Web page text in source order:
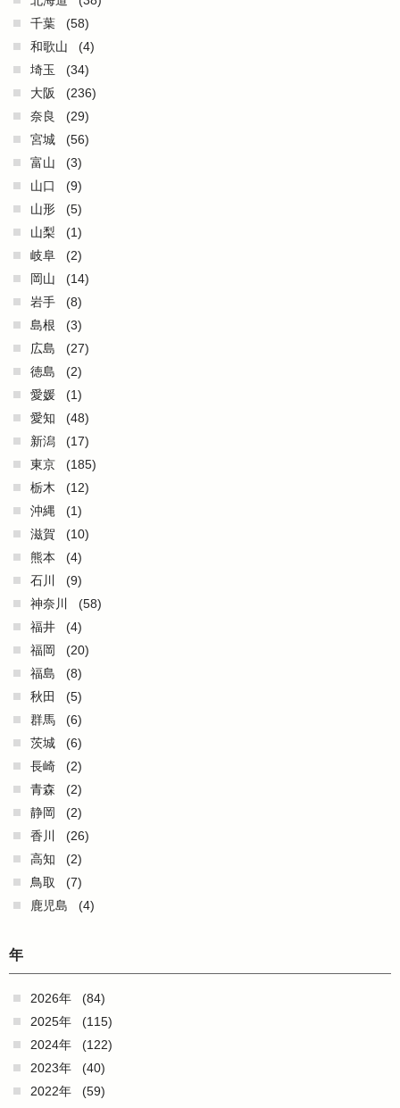
千葉
(58)
和歌山
(4)
埼玉
(34)
大阪
(236)
奈良
(29)
宮城
(56)
富山
(3)
山口
(9)
山形
(5)
山梨
(1)
岐阜
(2)
岡山
(14)
岩手
(8)
島根
(3)
広島
(27)
徳島
(2)
愛媛
(1)
愛知
(48)
新潟
(17)
東京
(185)
栃木
(12)
沖縄
(1)
滋賀
(10)
熊本
(4)
石川
(9)
神奈川
(58)
福井
(4)
福岡
(20)
福島
(8)
秋田
(5)
群馬
(6)
茨城
(6)
長崎
(2)
青森
(2)
静岡
(2)
香川
(26)
高知
(2)
鳥取
(7)
鹿児島
(4)
年
2026年
(84)
2025年
(115)
2024年
(122)
2023年
(40)
2022年
(59)